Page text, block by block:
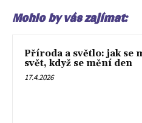
Mohlo by vás zajímat:
Příroda a světlo: jak se
svět, když se mění den
17.4.2026